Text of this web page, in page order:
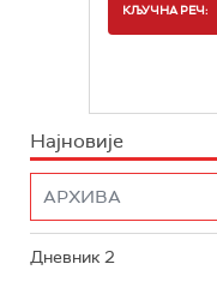
КЉУЧНА РЕЧ:
Најновије
Дневник 2